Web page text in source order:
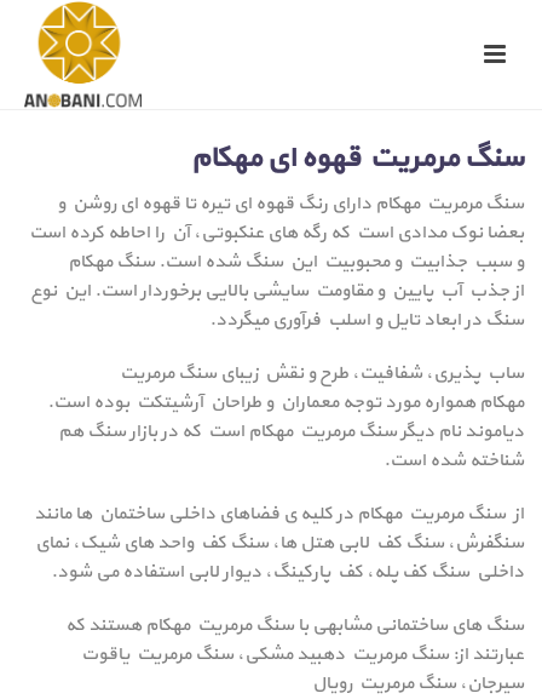
سنگ مرمریت قهوه ای مهکام
سنگ مرمریت مهکام دارای رنگ قهوه ای تیره تا قهوه ای روشن و
بعضا نوک مدادی است که رگه های عنکبوتی، آن را احاطه کرده است
و سبب جذابیت و محبوبیت این سنگ شده است. سنگ مهکام
از جذب آب پایین و مقاومت سایشی بالایی برخوردار است. این نوع
سنگ در ابعاد تایل و اسلب فرآوری میگردد.
ساب پذیری، شفافیت، طرح و نقش زیبای سنگ مرمریت
مهکام همواره مورد توجه معماران و طراحان آرشیتکت بوده است.
دیاموند نام دیگر سنگ مرمریت مهکام است که در بازار سنگ هم
شناخته شده است.
از سنگ مرمریت مهکام در کلیه ی فضاهای داخلی ساختمان ها مانند
سنگفرش، سنگ کف لابی هتل ها، سنگ کف واحد های شیک، نمای
داخلی سنگ کف پله، کف پارکینگ، دیوار لابی استفاده می شود.
سنگ های ساختمانی مشابهی با سنگ مرمریت مهکام هستند که
عبارتند از: سنگ مرمریت دهبید مشکی، سنگ مرمریت یاقوت
سیرجان، سنگ مرمریت رویال